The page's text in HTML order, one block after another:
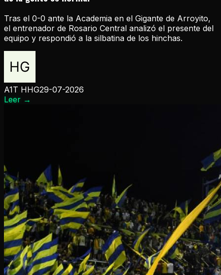
Tras el 0-0 ante la Academia en el Gigante de Arroyito,
el entrenador de Rosario Central analizó el presente del
equipo y respondió a la silbatina de los hinchas.
A1T HHG29-07-2026
Leer →